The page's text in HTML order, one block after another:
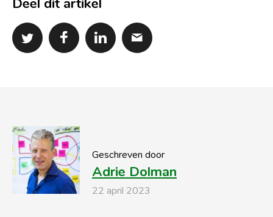
Deel dit artikel
Geschreven door
Adrie Dolman
22 april 2023